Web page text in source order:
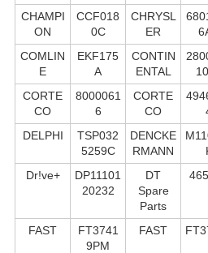
CHAMPI
ON
CCF018
0C
CHRYSL
ER
COMLIN
E
EKF175
A
CONTIN
ENTAL
CORTE
CO
8000061
6
CORTE
CO
DELPHI
TSP032
5259C
DENCKE
RMANN
Dr!ve+
DP11101
20232
DT
Spare
Parts
FAST
FT3741
9PM
FAST